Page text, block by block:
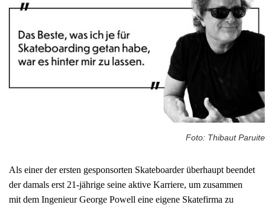
Foto: Thibaut Paruite
Als einer der ersten gesponsorten Skateboarder überhaupt beendet
der damals erst 21-jährige seine aktive Karriere, um zusammen
mit dem Ingenieur George Powell eine eigene Skatefirma zu